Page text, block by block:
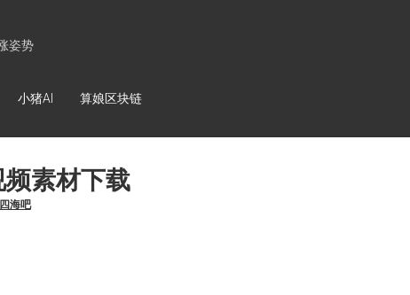
姿势
小猪AI 算娘区块链
素材下载
四海吧